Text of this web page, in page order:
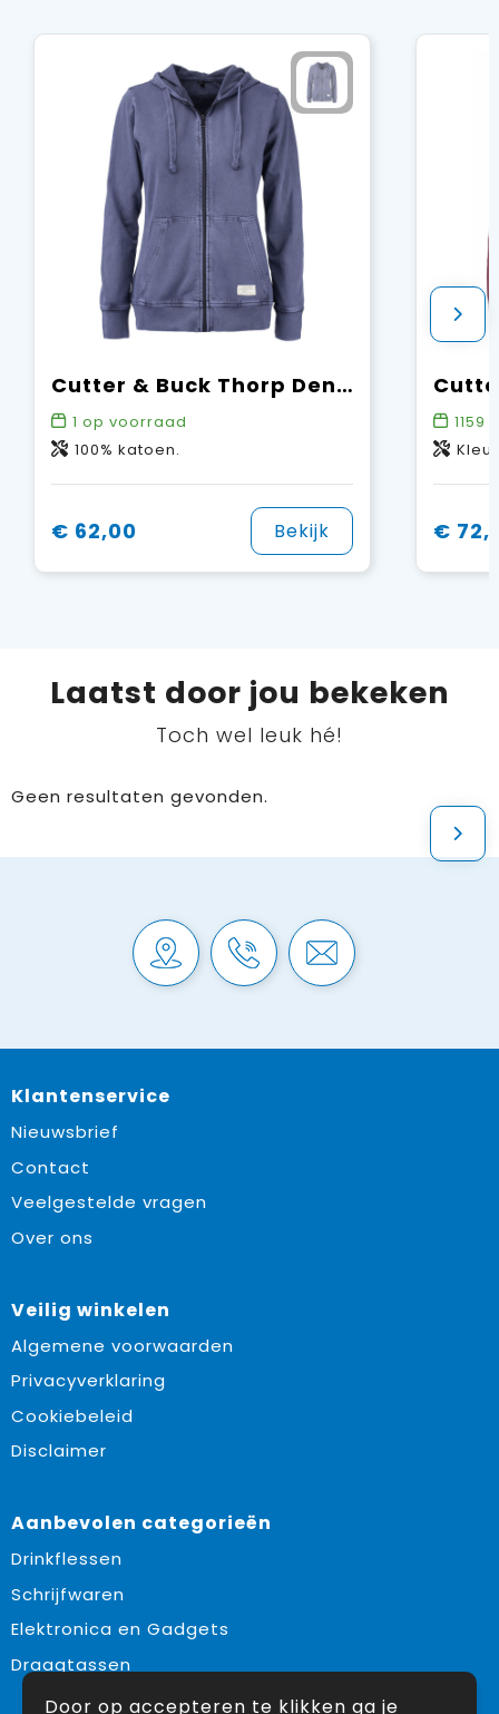
Cutter & Buck Thorp Denim Hood Full Zip Dames
1 op voorraad
100% katoen.
€ 62,00 Bekijk
1159
Kleur 99:
€
Laatst door jou bekeken
Toch wel leuk hé!
Geen resultaten gevonden.
Klantenservice
Nieuwsbrief
Contact
Veelgestelde vragen
Over ons
Veilig winkelen
Algemene voorwaarden
Privacyverklaring
Cookiebeleid
Disclaimer
Aanbevolen categorieën
Drinkflessen
Schrijfwaren
Elektronica en Gadgets
Draagtassen
Door op accepteren te klikken ga je